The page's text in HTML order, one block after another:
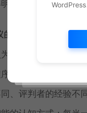
白浅近些，科班
计算机程序
机器能胜任的事
的所作所为是不是
、评判者的经验不